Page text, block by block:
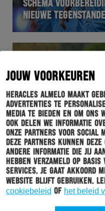
JOUW VOORKEUREN
Heracles Almelo maakt
advertenties te
media te bieden en om
Ook delen we informatie
onze partners voor social
Deze partners kunnen
andere informatie die jij
hebben verzameld op
services. Je gaat akkoord
website blijft gebruiken.
cookiebeleid of het beleid
SCHEMA
NIEUWE
HERACLES 06-06-2019
MEER
ONDER MEER CLUB